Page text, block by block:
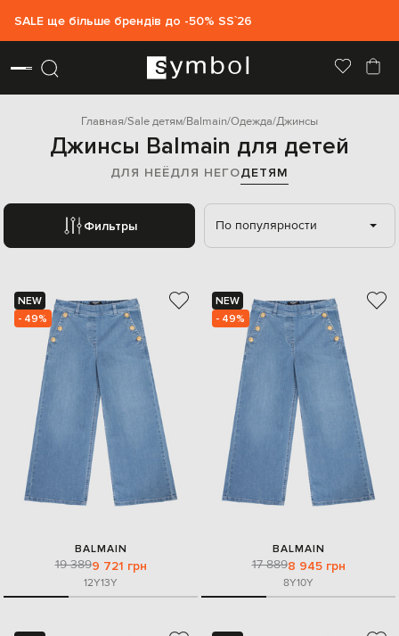
SALE ще більше брендів до -50% SS`26
Главная Sale детям Balmain Одежда Джинсы
Джинсы Balmain для детей
ДЛЯ НЕЁДЛЯ НЕГОДЕТЯМ
Фильтры По популярности
NEW
- 49%
BALMAIN
19 3899 721 грн
12Y13Y
NEW
- 49%
BALMAIN
17 8898 945 грн
8Y10Y